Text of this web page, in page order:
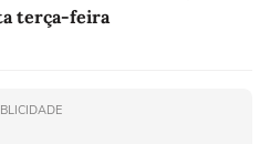
terça-feira